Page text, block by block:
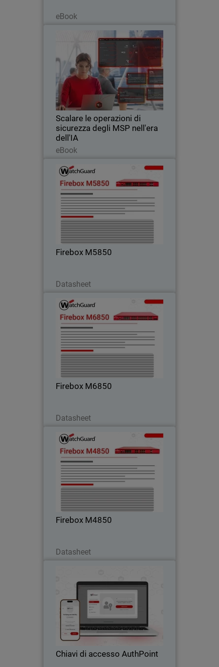
eBook
Scalare le operazioni di
sicurezza degli MSP nell'era
dell'IA
eBook
Scalare le operazioni di
sicurezza degli MSP nell'era
dell'IA
Body
Scopri come le operazioni di sicurezza
native per l'IA aiutano gli MSP a scalare i
servizi di cybersecurity, a ridurre il carico
operativo e a difendersi dalle minacce
basate sull'intelligenza…
Firebox M5850
Datasheet
Firebox M5850
Garantisce prestazioni costanti traffico
crittografato intenso grazie a
connettività alta velocità integrata,
ideale per ambienti campus reti centrali.
Firebox M6850
Datasheet
Firebox M6850
Ottieni il massimo margine di
prestazioni per le reti periferiche e ad
alta densità dei data center grazie alla
connettività integrata a 25G, 50G e
Firebox M4850
Datasheet
Firebox M4850
Passa a firewall rackmount con UTM,
VPN e ispezione HTTPS – ideale per chi
supera le soluzioni di fascia media.
Chiavi di accesso AuthPoint
Autenticazione senza password con
chiavi AuthPoint per applicazioni OIDC e
SAML. Previeni furto di credenziali e
attacchi di phishing nel SaaS.